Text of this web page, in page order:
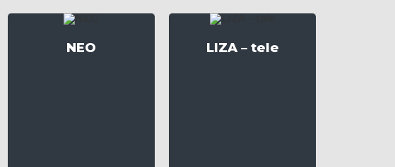
NEO LIZA – tele